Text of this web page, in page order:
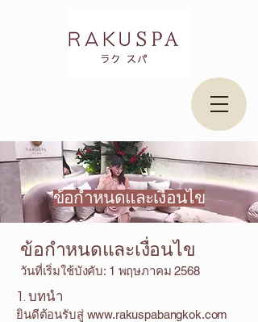
ข้อกำหนดและเงื่อนไข
ข้อกำหนดและเงื่อนไข
วันที่เริ่มใช้บังคับ: 1 พฤษภาคม 2568
1. บทนำ
ยินดีต้อนรับสู่ www.rakuspabangkok.com